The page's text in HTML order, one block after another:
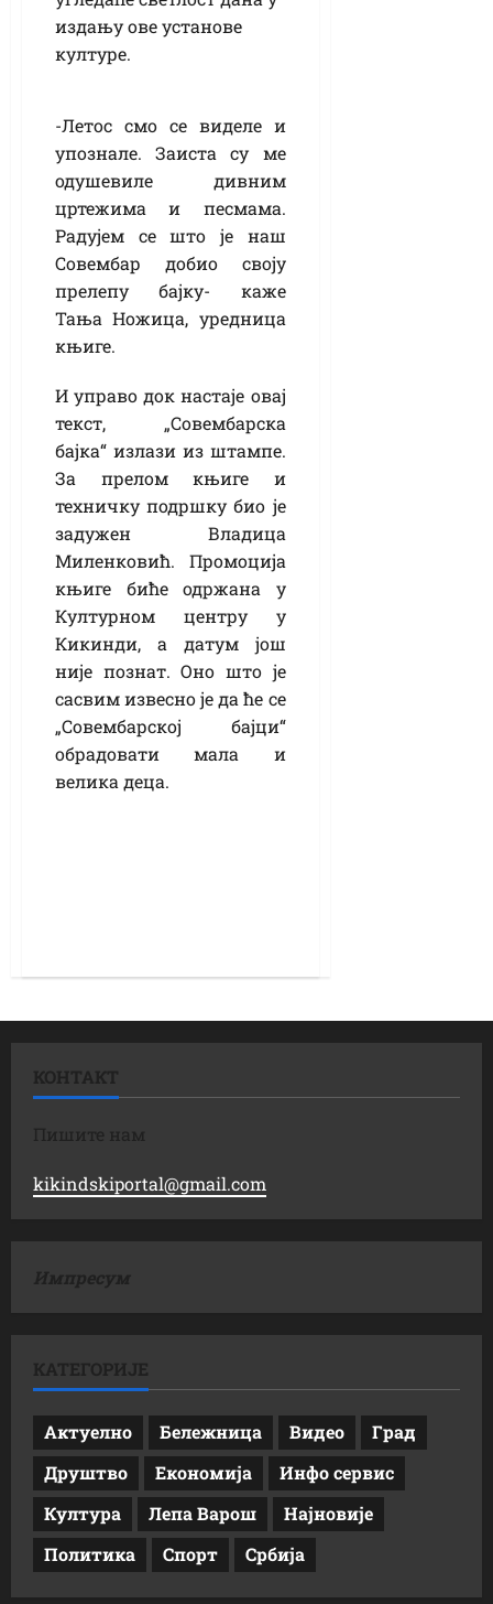
издању ове установе
културе.
-Летос смо се виделе и
упознале. Заиста су ме
одушевиле дивним
цртежима и песмама.
Радујем се што је наш
Совембар добио своју
прелепу бајку- каже
Тања Ножица, уредница
књиге.
И управо док настаје овај
текст, „Совембарска
бајка“ излази из штампе.
За прелом књиге и
техничку подршку био је
задужен Владица
Миленковић. Промоција
књиге биће одржана у
Културном центру у
Кикинди, а датум још
није познат. Оно што је
сасвим извесно је да ће се
„Совембарској бајци“
обрадовати мала и
велика деца.
КОНТАКТ
Пишите нам
kikindskiportal@gmail.com
Импресум
КАТЕГОРИЈЕ
Актуелно Бележница Видео
Град
Друштво
Економија
Инфо сервис
Култура
Лепа Варош
Најновије
Политика
Спорт Србија